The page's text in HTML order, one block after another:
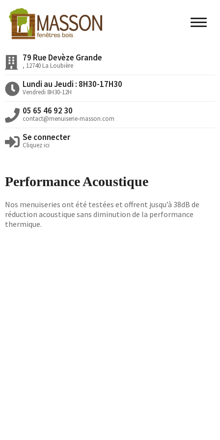
Accueil
Nos Valeurs
Nos Produits
Nos Réalisations
Actualités
79 Rue Devèze Grande
, 12740 La Loubière
Lundi au Jeudi : 8H30-17H30
Vendredi 8H30-12H
05 65 46 92 30
contact@menuiserie-masson.com
Se connecter
Cliquez ici
Performance Acoustique
Nos menuiseries ont été testées et offrent jusqu’à 38dB de
réduction acoustique sans diminution de la performance
thermique.